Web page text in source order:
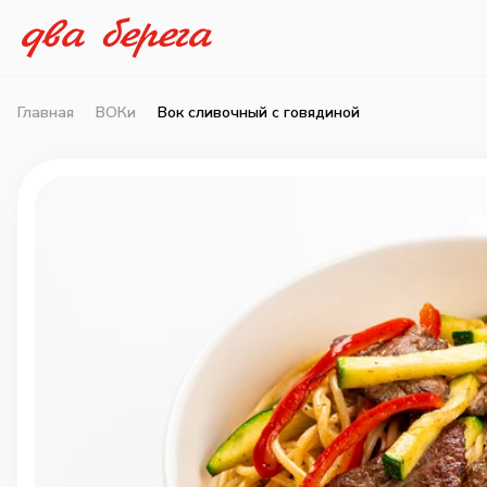
Главная ВОКи Вок сливочный с говядиной